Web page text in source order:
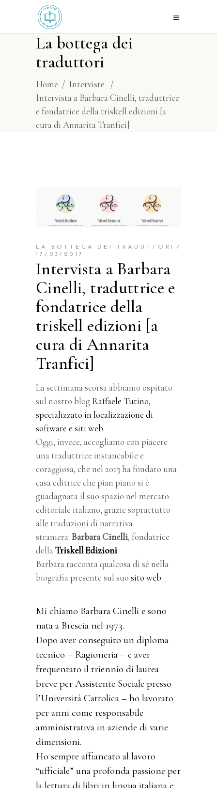
La bottega dei
traduttori
Home / Interviste
/
Intervista a Barbara Cinelli, traduttrice
e fondatrice della triskell edizioni [a
cura di Annarita Tranfici]
LA BOTTEGA DEI TRADUTTORI
17/03/2017
Intervista a Barbara
Cinelli, traduttrice e
fondatrice della
triskell edizioni [a
cura di Annarita
Tranfici]
La settimana scorsa abbiamo ospitato
sul nostro blog Raffaele Tutino,
specializzato in localizzazione di
software e siti web.
Oggi, invece, accogliamo con piacere
una traduttrice instancabile e
coraggiosa, che nel 2013 ha fondato una
casa editrice che pian piano si è
guadagnata il suo spazio nel mercato
editoriale italiano, grazie soprattutto
alle traduzioni di narrativa
straniera: Barbara Cinelli, fondatrice
dellaTriskell Edizioni.
Barbara racconta qualcosa di sé nella
biografia presente sul suo sito web:
Mi chiamo Barbara Cinelli e sono
nata a Brescia nel 1973.
Dopo aver conseguito un diploma
tecnico – Ragioneria – e aver
frequentato il triennio di laurea
breve per Assistente Sociale presso
l’Università Cattolica – ho lavorato
per anni come responsabile
amministrativa in aziende di varie
dimensioni.
Ho sempre affiancato al lavoro
“ufficiale” una profonda passione per
la lettura di libri in lingua italiana e